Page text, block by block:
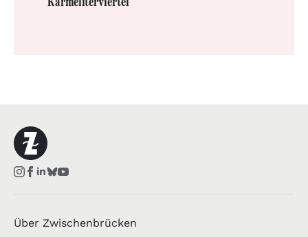
Über Zwischenbrücken